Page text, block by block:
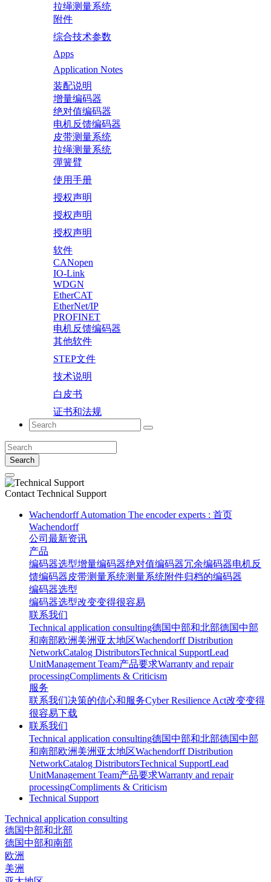
拉绳测量系统
附件
综合技术参数
Apps
Application Notes
装配说明
增量编码器
绝对值编码器
电机反馈编码器
皮带测量系统
拉绳测量系统
彈簧臂
使用手册
授权声明
授权声明
授权声明
软件
CANopen
IO-Link
WDGN
EtherCAT
EtherNet/IP
PROFINET
电机反馈编码器
其他软件
STEP文件
技术说明
白皮书
证书和法规
Search
Contact Technical Support
Wachendorff Automation The encoder experts : 首页
Wachendorff
公司 最新资讯
产品
编码器选型增量编码器绝对值编码器冗余编码器电机反
馈编码器皮带测量系统测量系统附件归档的编码器
编码器选型
编码器选型改变变得很容易
联系我们
Technical application consulting德国中部和北部德国中部
和南部欧洲 美洲 亚太地区Wachendorff Distribution
NetworkCatalog DistributorsTechnical SupportLead
UnitManagement Team产品要求Warranty and repair
processingCompliments & Criticism
服务
联系我们决策的信心和服务Cyber Resilience Act改变变得
很容易下载
联系我们
Technical application consulting德国中部和北部德国中部
和南部欧洲 美洲 亚太地区Wachendorff Distribution
NetworkCatalog DistributorsTechnical SupportLead
UnitManagement Team产品要求Warranty and repair
processingCompliments & Criticism
Technical Support
Technical application consulting
德国中部和北部
德国中部和南部
欧洲
美洲